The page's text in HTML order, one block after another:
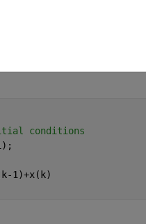
conditions
1)+x(k)